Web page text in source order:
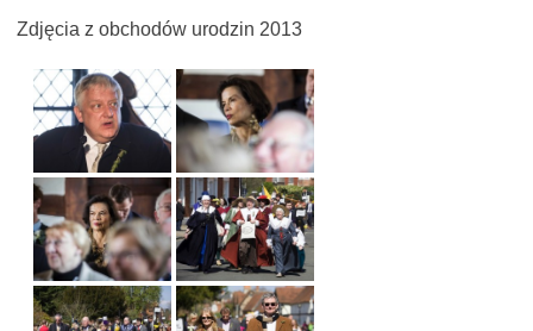
Zdjęcia z obchodów urodzin 2013